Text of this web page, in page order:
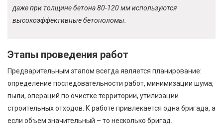
даже при толщине бетона 80-120 мм используются
высокоэффективные бетоноломы.
Этапы проведения работ
Предварительным этапом всегда является планирование:
определение последовательности работ, минимизации шума,
пыли, операций по очистке территории, утилизации
строительных отходов. К работе привлекается одна бригада, а
если объем значительный – то несколько бригад.